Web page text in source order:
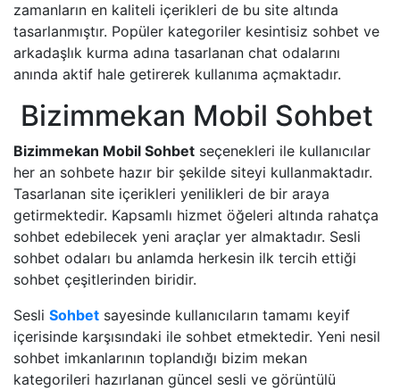
zamanların en kaliteli içerikleri de bu site altında
tasarlanmıştır. Popüler kategoriler kesintisiz sohbet ve
arkadaşlık kurma adına tasarlanan chat odalarını
anında aktif hale getirerek kullanıma açmaktadır.
Bizimmekan Mobil Sohbet
Bizimmekan Mobil Sohbet seçenekleri ile kullanıcılar
her an sohbete hazır bir şekilde siteyi kullanmaktadır.
Tasarlanan site içerikleri yenilikleri de bir araya
getirmektedir. Kapsamlı hizmet öğeleri altında rahatça
sohbet edebilecek yeni araçlar yer almaktadır. Sesli
sohbet odaları bu anlamda herkesin ilk tercih ettiği
sohbet çeşitlerinden biridir.
Sesli Sohbet sayesinde kullanıcıların tamamı keyif
içerisinde karşısındaki ile sohbet etmektedir. Yeni nesil
sohbet imkanlarının toplandığı bizim mekan
kategorileri hazırlanan güncel sesli ve görüntülü